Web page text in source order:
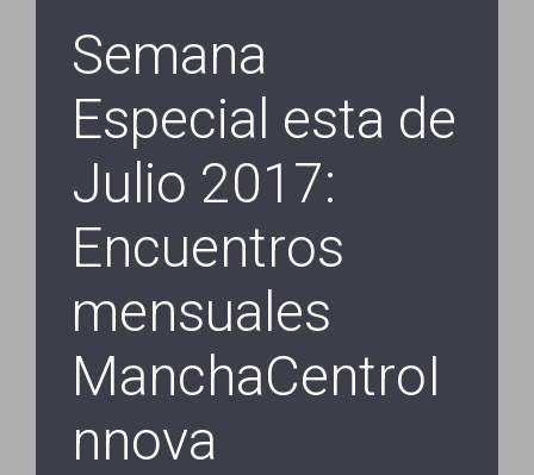
Semana
Especial esta de
Julio 2017:
Encuentros
mensuales
ManchaCentroI
nnova